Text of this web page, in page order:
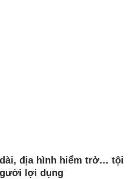
địa hình hiểm trở… tội
lợi dụng